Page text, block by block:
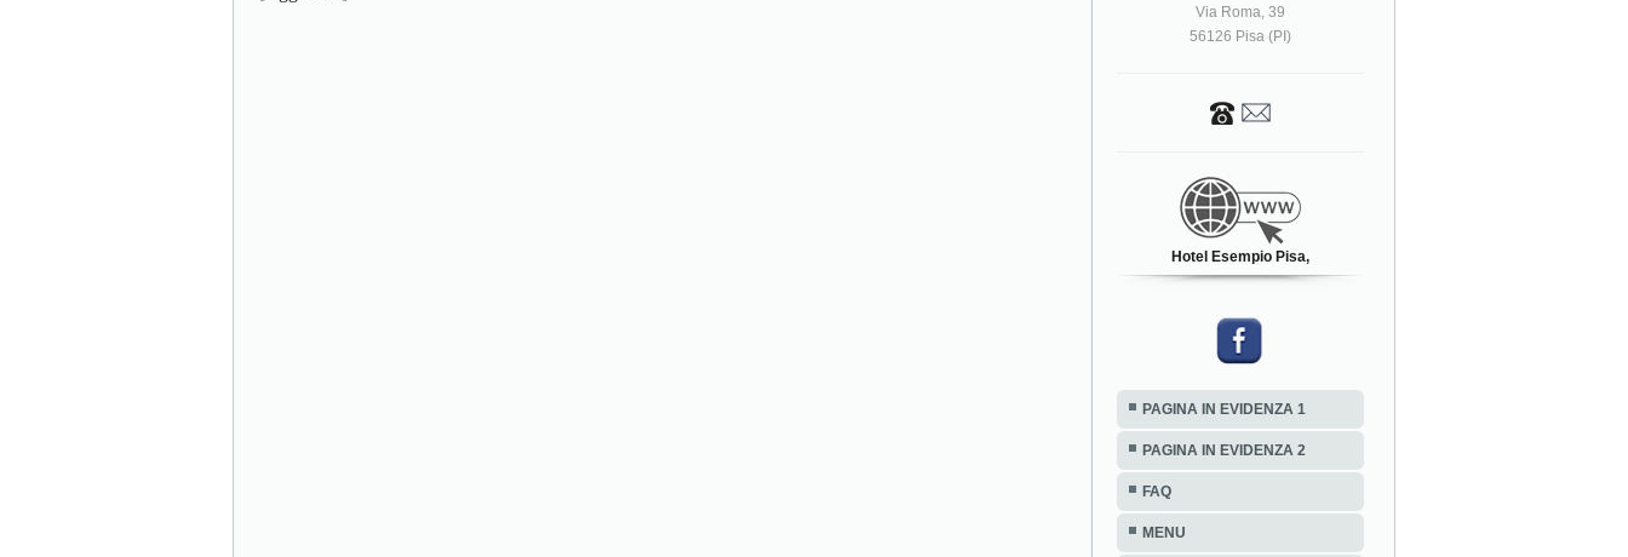
Via Roma, 39
56126 Pisa (PI)
Hotel Esempio Pisa,
PAGINA IN EVIDENZA 1
PAGINA IN EVIDENZA 2
FAQ
MENU